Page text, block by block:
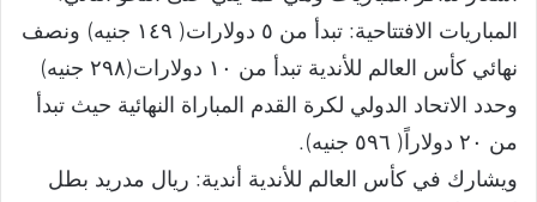
المباريات الافتتاحية: تبدأ من ٥ دولارات( ١٤٩ جنيه) ونصف
نهائي كأس العالم للأندية تبدأ من ١٠ دولارات(٢٩٨ جنيه)
وحدد الاتحاد الدولي لكرة القدم المباراة النهائية حيث تبدأ
من ٢٠ دولاراً( ٥٩٦ جنيه).
ويشارك في كأس العالم للأندية أندية: ريال مدريد بطل